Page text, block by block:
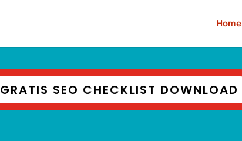
Home
GRATIS SEO CHECKLIST DOWNLOAD